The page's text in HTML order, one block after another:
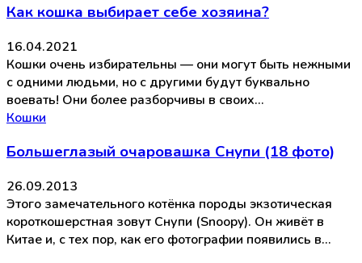
Как кошка выбирает себе хозяина?
16.04.2021
Кошки очень избирательны — они могут быть нежными
с одними людьми, но с другими будут буквально
воевать! Они более разборчивы в своих…
Кошки
Большеглазый очаровашка Снупи (18 фото)
26.09.2013
Этого замечательного котёнка породы экзотическая
короткошерстная зовут Снупи (Snoopy). Он живёт в
Китае и, с тех пор, как его фотографии появились в…